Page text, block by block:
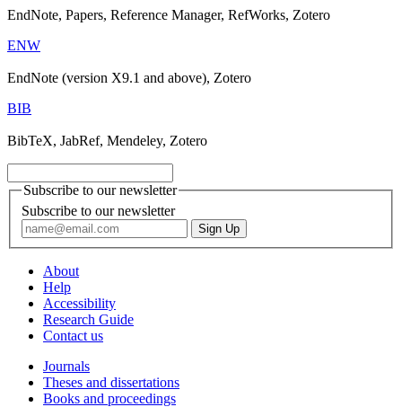
EndNote, Papers, Reference Manager, RefWorks, Zotero
ENW
EndNote (version X9.1 and above), Zotero
BIB
BibTeX, JabRef, Mendeley, Zotero
Subscribe to our newsletter
Subscribe to our newsletter
About
Help
Accessibility
Research Guide
Contact us
Journals
Theses and dissertations
Books and proceedings